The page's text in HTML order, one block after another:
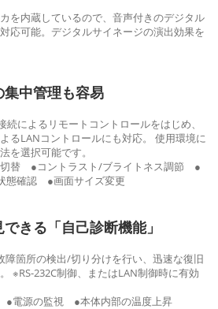
を内蔵しているので、音声付きのデジタル
応可能。デジタルサイネージの演出効果を
中管理も容易
続によるリモートコントロールをはじめ、
るLANコントロールにも対応。 使用環境に
を選択可能です。
替 ●コントラスト/ブライトネス調節 ●
態確認 ●画面サイズ変更
きる「自己診断機能」
障箇所の検出/切り分けを行い、迅速な復旧
※RS-232C制御、またはLAN制御時に有効
●電源の監視 ●本体内部の温度上昇